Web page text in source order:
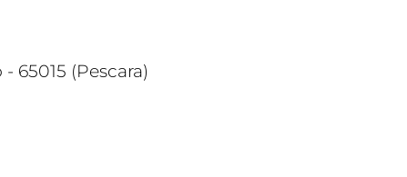
65015 (Pescara)